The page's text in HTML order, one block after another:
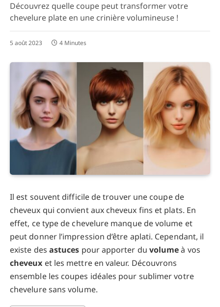
Découvrez quelle coupe peut transformer votre
chevelure plate en une crinière volumineuse !
5 août 2023 4 Minutes
Il est souvent difficile de trouver une coupe de
cheveux qui convient aux cheveux fins et plats. En
effet, ce type de chevelure manque de volume et
peut donner l’impression d’être aplati. Cependant, il
existe des astuces pour apporter du volumeà vos
cheveux et les mettre en valeur. Découvrons
ensemble les coupes idéales pour sublimer votre
chevelure sans volume.